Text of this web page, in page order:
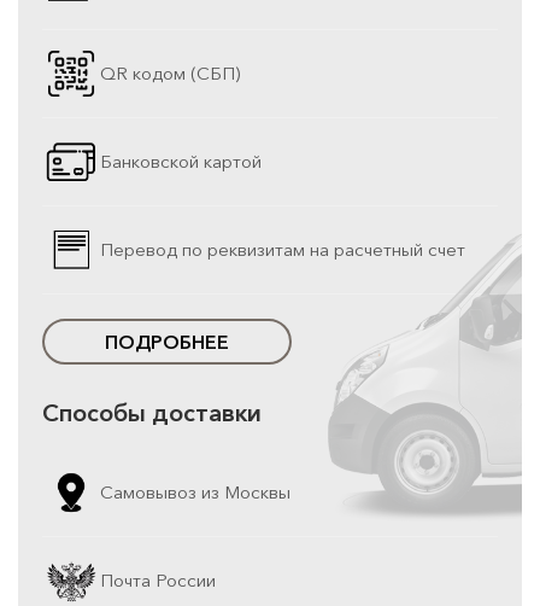
QR кодом (СБП)
Банковской картой
Перевод по реквизитам на расчетный счет
ПОДРОБНЕЕ
Способы доставки
Самовывоз из Москвы
Почта России